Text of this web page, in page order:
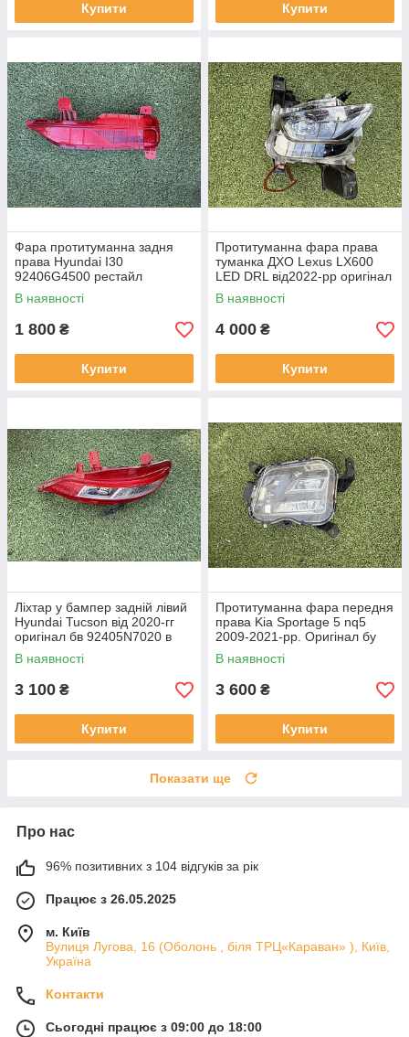
Купити Купити
Фара протитуманна задня
права Hyundai I30
92406G4500 рестайл
від2020-рр оригінал бв
відсутнє одне кріплення
В наявності
1 800 ₴
Купити
Протитуманна фара права
туманка ДХО Lexus LX600
LED DRL від2022-рр оригінал
бв відсутнє одно кріплення
В наявності
4 000 ₴
Купити
Ліхтар у бампер задній лівий
Hyundai Tucson від 2020-гг
оригінал бв 92405N7020 в
нормальному стані
В наявності
3 100 ₴
Купити
Протитуманна фара передня
права Kia Sportage 5 nq5
2009-2021-рр. Оригінал бу
92202R2000 проклеєна
тріщина скла в непомітному
місці
В наявності
3 600 ₴
Купити
Показати ще
Про нас
96% позитивних з 104 відгуків за рік
Працює з 26.05.2025
м. Київ
Вулиця Лугова, 16 (Оболонь , біля ТРЦ«Караван» ), Київ,
Україна
Контакти
Сьогодні працює з 09:00 до 18:00